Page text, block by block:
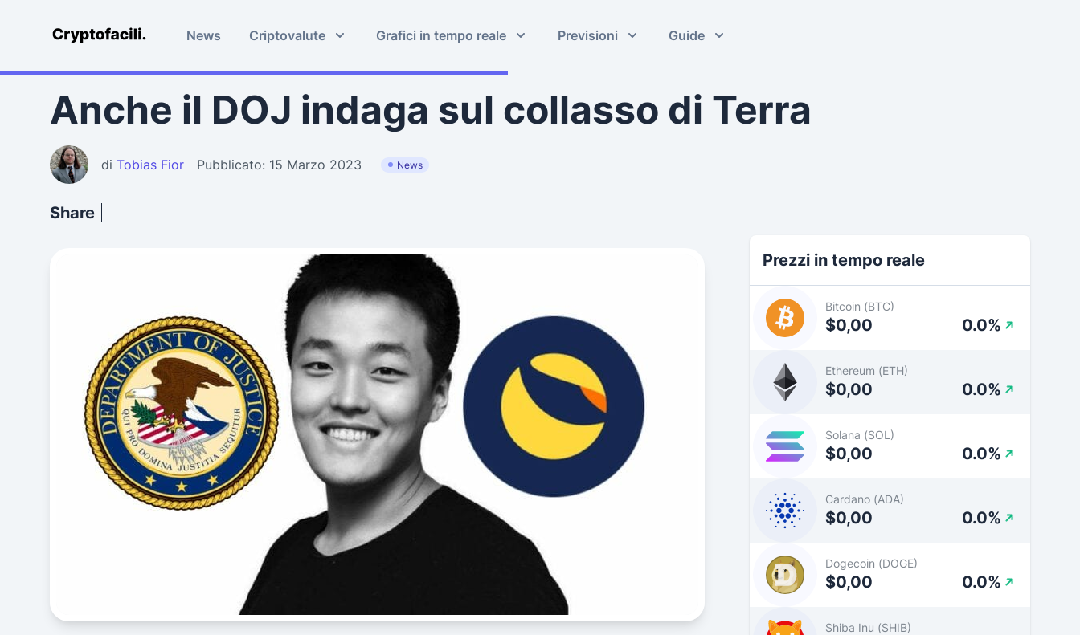
Cryptofacili.com News Criptovalute Grafici in tempo reale Previsioni Guide
Anche il DOJ indaga sul collasso di Terra
di Tobias Fior Pubblicato: 15 Marzo 2023 News
Share
Prezzi in tempo reale
Bitcoin (BTC)
$0,00 0.0%
Ethereum (ETH)
$0,00 0.0%
Solana (SOL)
$0,00 0.0%
Cardano (ADA)
$0,00 0.0%
Dogecoin (DOGE)
$0,00 0.0%
Shiba Inu (SHIB)